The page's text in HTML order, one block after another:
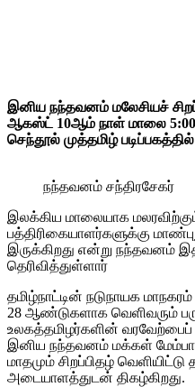
இனிய நந்தவனம் மலேசியச்
ஆகஸ்ட் 10ஆம் நாள் மாலை
செந்தூல் முத்தமிழ்
நந்தவனம் சந்திரசேகர்
இலக்கிய மாலையாக
பத்திரிகையாளர்களுக்கு
இருக்கிறது என்று நந்தவனம்
தெரிவித்துள்ளார்
தமிழ்நாட்டின் நடுநாயக மாநகரம்
28 ஆண்டுகளாக வெளிவரும்
உலகத்தமிழர்களின்
இனிய நந்தவனம் மக்கள்
மாதமும் சிறப்பிதழ்
அடையாளத்துடன் திகழ்கிறது.